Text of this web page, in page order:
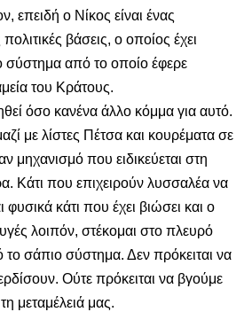
επειδή ο Νίκος είναι ένας
βάσεις, ο οποίος έχει
σύστημα από το οποίο έφερε
του Κράτους.
όσο κανένα άλλο κόμμα για αυτό.
με λίστες Πέτσα και κουρέματα σε
μηχανισμό που ειδικεύεται στη
Κάτι που επιχειρούν λυσσαλέα να
κάτι που έχει βιώσει και ο
λοιπόν, στέκομαι στο πλευρό
το σάπιο σύστημα. Δεν πρόκειται να
Ούτε πρόκειται να βγούμε
μεταμέλειά μας.